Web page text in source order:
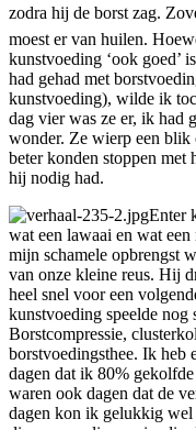
zodra hij de borst zag.
moest er van huilen.
kunstvoeding ‘ook goed’
had gehad met
kunstvoeding), wilde ik
dag vier was ze er, ik had
wonder. Ze wierp een blik
beter konden stoppen met
hij nodig had.
Enter
wat een lawaai en wat
mijn schamele opbrengst
van onze kleine reus. Hij
heel snel voor een
kunstvoeding speelde nog
Borstcompressie,
borstvoedingsthee. Ik heb
dagen dat ik 80%
waren ook dagen dat de
dagen kon ik gelukkig wel